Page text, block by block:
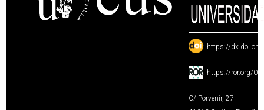
: https://
: https://ror.org/
C/ Porvenir, 27